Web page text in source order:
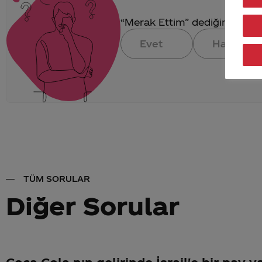
“Merak Ettim” dediğin
Evet
Hayır
TÜM SORULAR
Diğer Sorular